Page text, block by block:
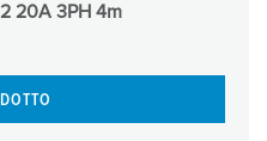
20A 3PH 4m